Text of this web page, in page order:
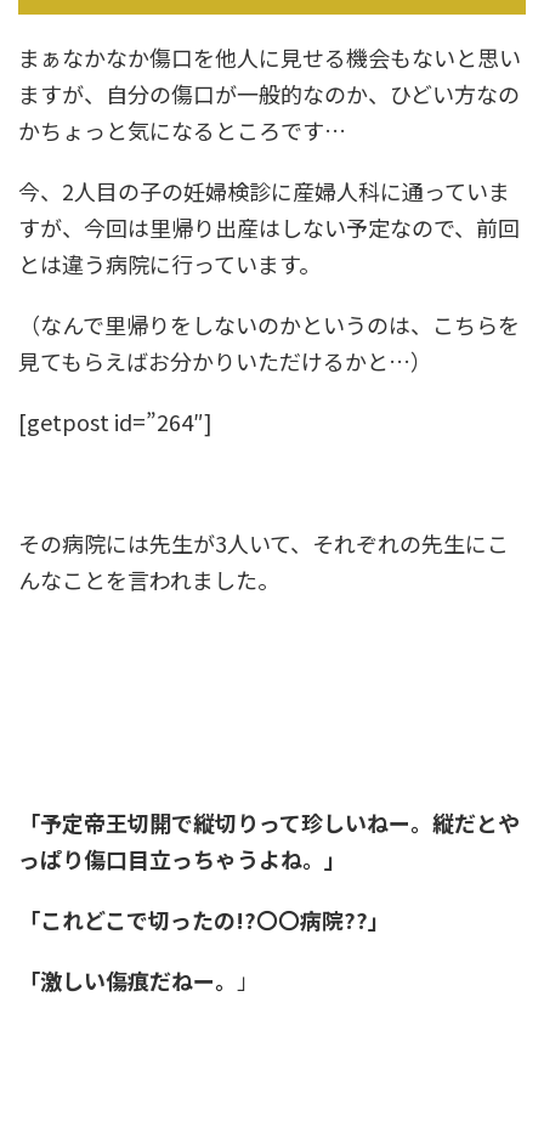
まぁなかなか傷口を他人に見せる機会もないと思い
ますが、自分の傷口が一般的なのか、ひどい方なの
かちょっと気になるところです…
今、2人目の子の妊婦検診に産婦人科に通っていま
すが、今回は里帰り出産はしない予定なので、前回
とは違う病院に行っています。
（なんで里帰りをしないのかというのは、こちらを
見てもらえばお分かりいただけるかと…）
[getpost id=”264″]
その病院には先生が3人いて、それぞれの先生にこ
んなことを言われました。
「予定帝王切開で縦切りって珍しいねー。縦だとや
っぱり傷口目立っちゃうよね。」
「これどこで切ったの!?〇〇病院??」
「激しい傷痕だねー。 」